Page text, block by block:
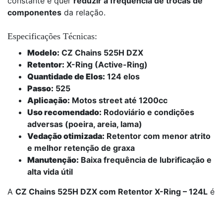
componentes da relação.
Especificações Técnicas:
Modelo: CZ Chains 525H DZX
Retentor: X-Ring (Active-Ring)
Quantidade de Elos: 124 elos
Passo: 525
Aplicação: Motos street até 1200cc
Uso recomendado: Rodoviário e condições
adversas (poeira, areia, lama)
Vedação otimizada: Retentor com menor atrito
e melhor retenção de graxa
Manutenção: Baixa frequência de lubrificação e
alta vida útil
A CZ Chains 525H DZX com Retentor X-Ring – 124L é